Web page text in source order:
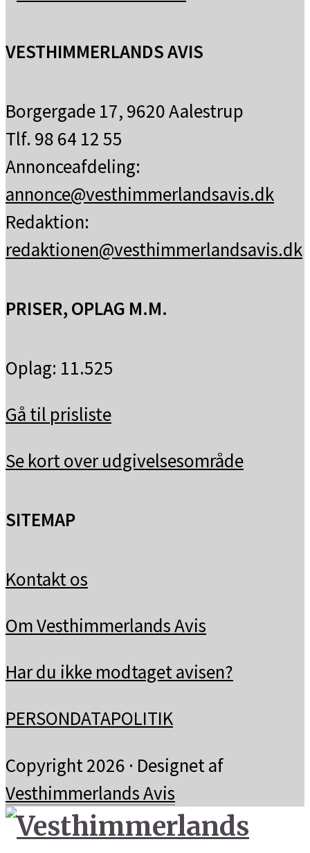
VESTHIMMERLANDS AVIS
Borgergade 17, 9620 Aalestrup
Tlf. 98 64 12 55
Annonceafdeling:
annonce@vesthimmerlandsavis.dk
Redaktion:
redaktionen@vesthimmerlandsavis.dk
PRISER, OPLAG M.M.
Oplag: 11.525
Gå til prisliste
Se kort over udgivelsesområde
SITEMAP
Kontakt os
Om Vesthimmerlands Avis
Har du ikke modtaget avisen?
PERSONDATAPOLITIK
Copyright 2026 · Designet af
Vesthimmerlands Avis